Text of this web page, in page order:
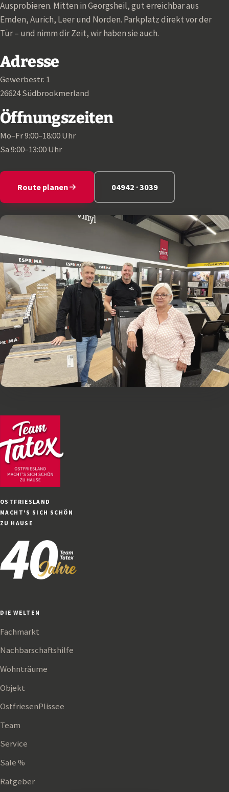
Ausprobieren. Mitten in Georgsheil, gut erreichbar aus
Emden, Aurich, Leer und Norden. Parkplatz direkt vor der
Tür – und nimm dir Zeit, wir haben sie auch.
Adresse
Gewerbestr. 1
26624 Südbrookmerland
Öffnungszeiten
Mo–Fr 9:00–18:00 Uhr
Sa 9:00–13:00 Uhr
Route planen 04942 · 3039
OSTFRIESLAND
MACHT'S SICH SCHÖN
ZU HAUSE
DIE WELTEN
Fachmarkt
Nachbarschaftshilfe
Wohnträume
Objekt
OstfriesenPlissee
Team
Service
Sale %
Ratgeber